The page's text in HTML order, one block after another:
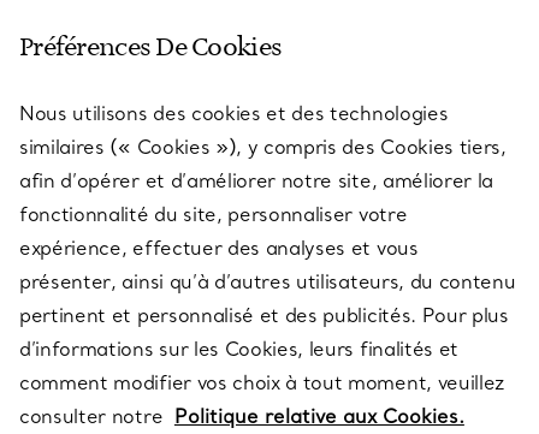
SERVICES
À PROPOS
QUESTIONS LÉGALES
SUIVEZ-NOUS
Préférences De Cookies
Nous utilisons des cookies et des technologies
similaires (« Cookies »), y compris des Cookies tiers,
afin d’opérer et d’améliorer notre site, améliorer la
fonctionnalité du site, personnaliser votre
expérience, effectuer des analyses et vous
présenter, ainsi qu’à d’autres utilisateurs, du contenu
pertinent et personnalisé et des publicités. Pour plus
d’informations sur les Cookies, leurs finalités et
comment modifier vos choix à tout moment, veuillez
consulter notre Politique relative aux Cookies.